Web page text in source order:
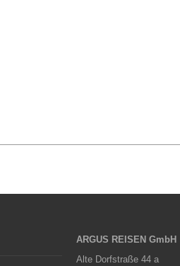
ARGUS REISEN GmbH
Alte Dorfstraße 44 a